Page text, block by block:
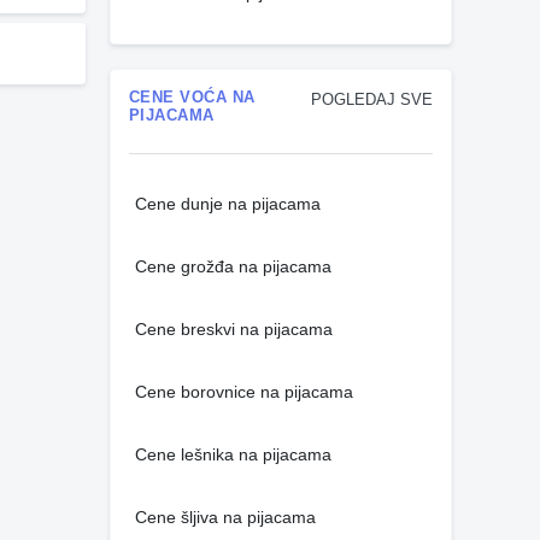
POGLEDAJ SVE
CENE VOĆA NA
PIJACAMA
Cene dunje na pijacama
Cene grožđa na pijacama
Cene breskvi na pijacama
Cene borovnice na pijacama
Cene lešnika na pijacama
Cene šljiva na pijacama